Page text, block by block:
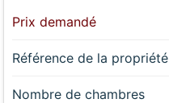
Prix demandé
Référence de la propriété
Nombre de chambres